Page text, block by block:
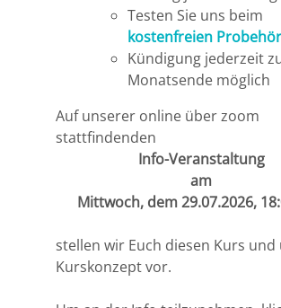
Testen Sie uns beim
kostenfreien
Kündigung jederzeit
Monatsende möglich
Auf unserer online über zoom
stattfindenden
Info-Veranstaltung
am
Mittwoch, dem 29.07.2026,
stellen wir Euch diesen Kurs und
Kurskonzept vor.
Erlangen
Freiburg
RA Philipp Walter
Ass. Jur. Roshen Bhatti